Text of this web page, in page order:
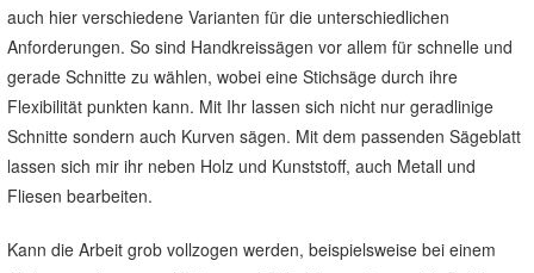
auch hier verschiedene Varianten für die unterschiedlichen
Anforderungen. So sind Handkreissägen vor allem für schnelle und
gerade Schnitte zu wählen, wobei eine Stichsäge durch ihre
Flexibilität punkten kann. Mit Ihr lassen sich nicht nur geradlinige
Schnitte sondern auch Kurven sägen. Mit dem passenden Sägeblatt
lassen sich mir ihr neben Holz und Kunststoff, auch Metall und
Fliesen bearbeiten.
Kann die Arbeit grob vollzogen werden, beispielsweise bei einem